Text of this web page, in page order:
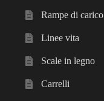
Rampe di carico
Linee vita
Scale in legno
Carrelli